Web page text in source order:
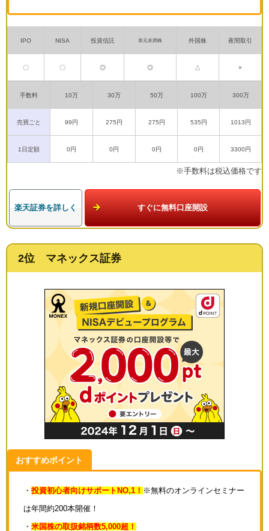
IPO NISA 投資信託 単元未満株 外国株 夜間取引
〇 〇 ◎ ◎ △ ×
手数料 10万 30万 50万 100万 300万
売買ごと 99円 275円 275円 535円 1013円
1日定額 0円 0円 0円 0円 3300円
※手数料は税込価格です
楽天証券を詳しく すぐに無料口座開設
2位 マネックス証券
おすすめポイント
・ 投資初心者向けサポートNO,1！ ※無料のオンラインセミナー
は年間約200本開催！
・ 米国株の取扱銘柄数5,000超！